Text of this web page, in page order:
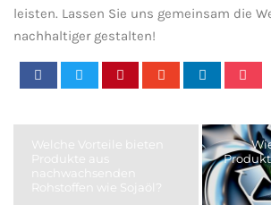
leisten. Lassen Sie uns ‍gemeinsam die
nachhaltiger gestalten!
Welche Vorteile bieten
Produkte aus
nachwachsenden
Rohstoffen wie Sojaöl?